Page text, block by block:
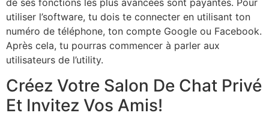
de ses fonctions les plus avancées sont payantes. Pour
utiliser l’software, tu dois te connecter en utilisant ton
numéro de téléphone, ton compte Google ou Facebook.
Après cela, tu pourras commencer à parler aux
utilisateurs de l’utility.
Créez Votre Salon De Chat Privé
Et Invitez Vos Amis!